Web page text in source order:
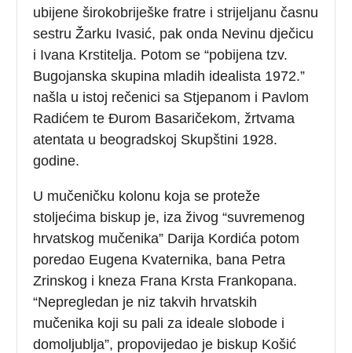
ubijene širokobriješke fratre i strijeljanu časnu
sestru Žarku Ivasić, pak onda Nevinu dječicu
i Ivana Krstitelja. Potom se “pobijena tzv.
Bugojanska skupina mladih idealista 1972.”
našla u istoj rečenici sa Stjepanom i Pavlom
Radićem te Đurom Basaričekom, žrtvama
atentata u beogradskoj Skupštini 1928.
godine.
U mučeničku kolonu koja se proteže
stoljećima biskup je, iza živog “suvremenog
hrvatskog mučenika” Darija Kordića potom
poredao Eugena Kvaternika, bana Petra
Zrinskog i kneza Frana Krsta Frankopana.
“Nepregledan je niz takvih hrvatskih
mučenika koji su pali za ideale slobode i
domoljublja”, propovijedao je biskup Košić